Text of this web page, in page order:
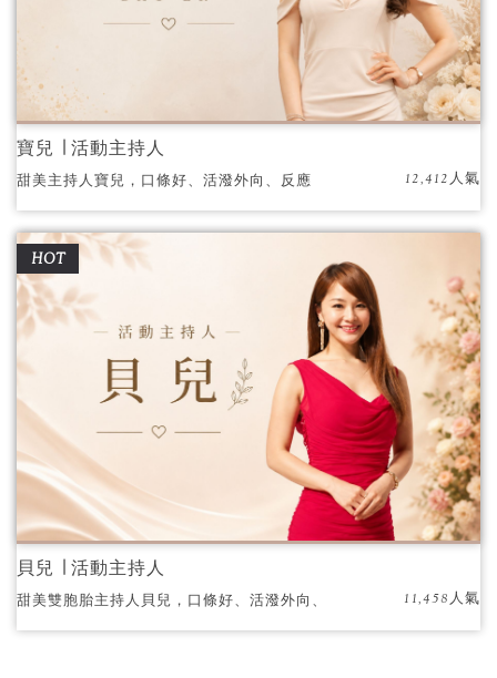
寶兒 ∣ 活動主持人
甜美主持人寶兒，口條好、活潑外向、反應
12,412人氣
HOT
貝兒 ∣ 活動主持人
甜美雙胞胎主持人貝兒，口條好、活潑外向、
11,458人氣